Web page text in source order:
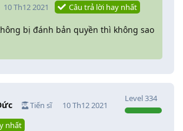
10 Th12 2021 Câu trả lời hay nhất
bị đánh bản quyền thì không sao
Tiến sĩ
Level334
10 Th12 2021
nhất